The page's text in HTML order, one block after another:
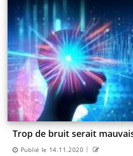
Trop de bruit serait
Publié le 14.11.2020 |